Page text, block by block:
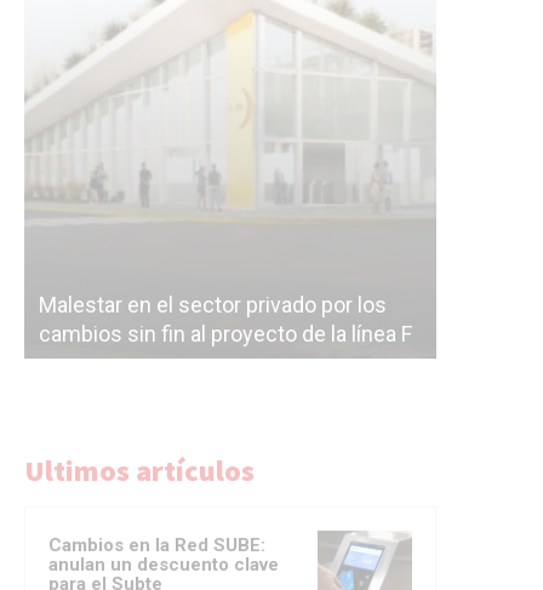
Malestar en el sector privado por los
cambios sin fin al proyecto de la línea F
Ultimos artículos
Cambios en la Red SUBE:
anulan un descuento clave
para el Subte